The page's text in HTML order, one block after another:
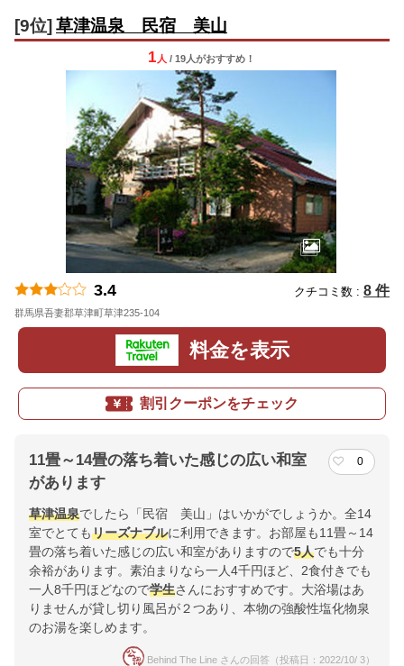
[9位] 草津温泉 民宿 美山
1 人 / 19人がおすすめ！
3.4 クチコミ数 : 8 件
群馬県吾妻郡草津町草津235-104
料金を表示
割引クーポンをチェック
11畳～14畳の落ち着いた感じの広い和室
があります
0
草津温泉でしたら「民宿 美山」はいかがでしょうか。全14
室でとてもリーズナブルに利用できます。お部屋も11畳～14
畳の落ち着いた感じの広い和室がありますので5人でも十分
余裕があります。素泊まりなら一人4千円ほど、2食付きでも
一人8千円ほどなので学生さんにおすすめです。大浴場はあ
りませんが貸し切り風呂が２つあり、本物の強酸性塩化物泉
のお湯を楽しめます。
Behind The Line さんの回答（投稿日：2022/10/ 3）